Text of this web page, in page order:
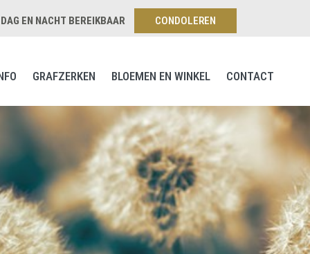
EN NACHT BEREIKBAAR CONDOLEREN
GRAFZERKEN BLOEMEN EN WINKEL CONTACT